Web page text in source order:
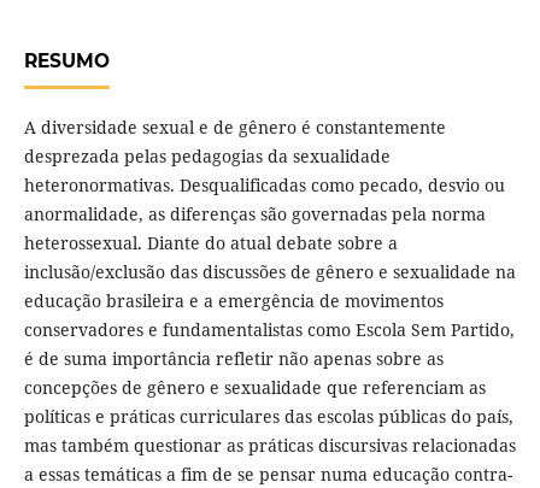
RESUMO
A diversidade sexual e de gênero é constantemente
desprezada pelas pedagogias da sexualidade
heteronormativas. Desqualificadas como pecado, desvio ou
anormalidade, as diferenças são governadas pela norma
heterossexual. Diante do atual debate sobre a
inclusão/exclusão das discussões de gênero e sexualidade na
educação brasileira e a emergência de movimentos
conservadores e fundamentalistas como Escola Sem Partido,
é de suma importância refletir não apenas sobre as
concepções de gênero e sexualidade que referenciam as
políticas e práticas curriculares das escolas públicas do país,
mas também questionar as práticas discursivas relacionadas
a essas temáticas a fim de se pensar numa educação contra-